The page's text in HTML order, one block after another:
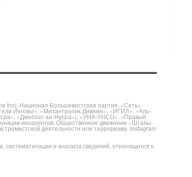
Inc), Национал-Большевистская партия, «Сеть»,
Иеговы», «Мизантропик Дивижн», «ИГИЛ», «Аль-
«Джебхат ан-Нусра»), «УНА-УНСО», «Правый
иноагентов. Общественное движение «Штабы
деятельности или терроризму. Instagram
и анализа сведений, относящихся к